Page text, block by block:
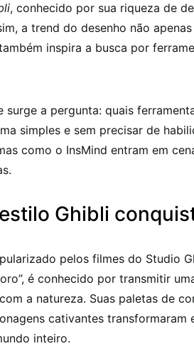
, conhecido por sua riqueza de
a trend do desenho não
inspira a busca por
surge a pergunta: quais
simples e sem precisar de
como o InsMind entram em
Ghibli
pelos filmes do Studio
é conhecido por transmitir
a natureza. Suas paletas de
cativantes transformaram
inteiro.